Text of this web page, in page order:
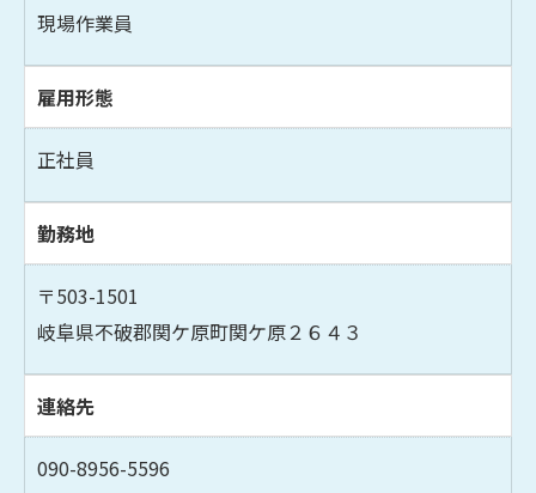
現場作業員
雇用形態
正社員
勤務地
〒503-1501
岐阜県不破郡関ケ原町関ケ原２６４３
連絡先
090-8956-5596